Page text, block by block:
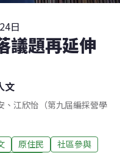
日
議題再延伸
文
、江欣怡（第九屆編採營學
原住民
社區參與